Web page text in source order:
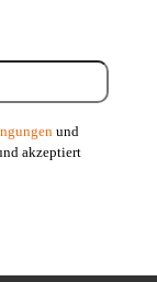
und
akzeptiert